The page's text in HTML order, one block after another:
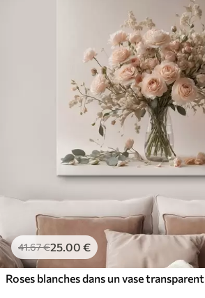
41.67€25.00 €
Roses blanches dans un vase transparent